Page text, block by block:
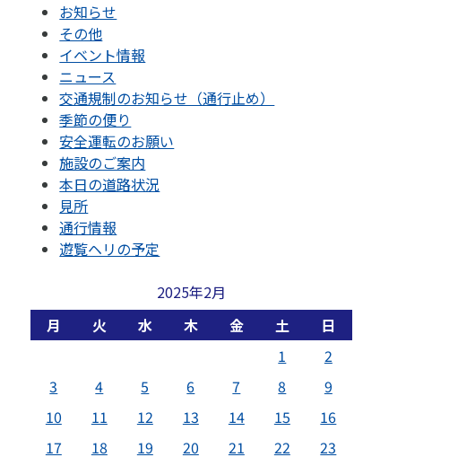
お知らせ
その他
イベント情報
ニュース
交通規制のお知らせ（通行止め）
季節の便り
安全運転のお願い
施設のご案内
本日の道路状況
見所
通行情報
遊覧ヘリの予定
2025年2月
月
火 水 木 金 土
日
1
2
3
4 5 6 7 8
9
10
11 12 13 14 15
16
17
18 19 20 21 22
23